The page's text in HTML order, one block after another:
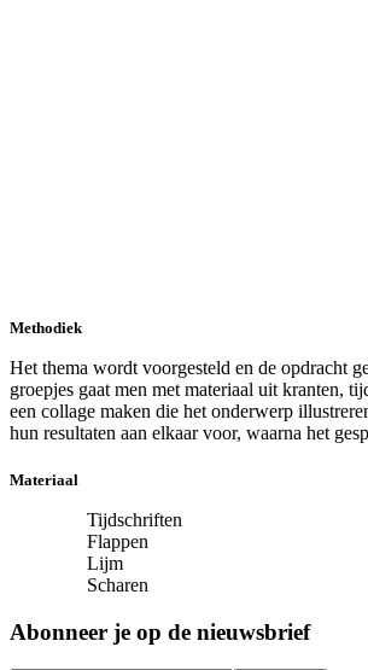
Methodiek
Het thema wordt voorgesteld en de opdracht
groepjes gaat men met materiaal uit kranten,
een collage maken die het onderwerp
hun resultaten aan elkaar voor, waarna het
Materiaal
Tijdschriften
Flappen
Lijm
Scharen
Abonneer je op de nieuwsbrief